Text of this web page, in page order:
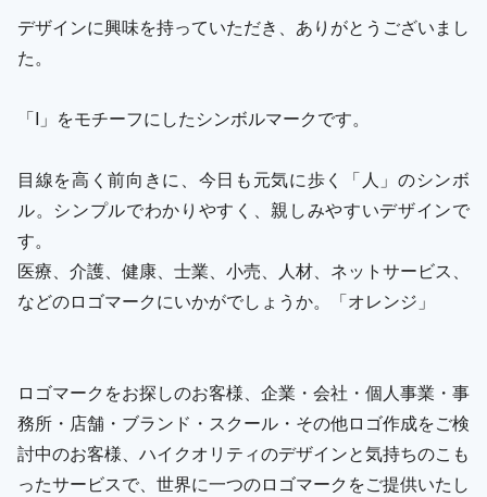
デザインに興味を持っていただき、ありがとうございまし
た。
「I」をモチーフにしたシンボルマークです。
目線を高く前向きに、今日も元気に歩く「人」のシンボ
ル。シンプルでわかりやすく、親しみやすいデザインで
す。
医療、介護、健康、士業、小売、人材、ネットサービス、
などのロゴマークにいかがでしょうか。「オレンジ」
ロゴマークをお探しのお客様、企業・会社・個人事業・事
務所・店舗・ブランド・スクール・その他ロゴ作成をご検
討中のお客様、ハイクオリティのデザインと気持ちのこも
ったサービスで、世界に一つのロゴマークをご提供いたし